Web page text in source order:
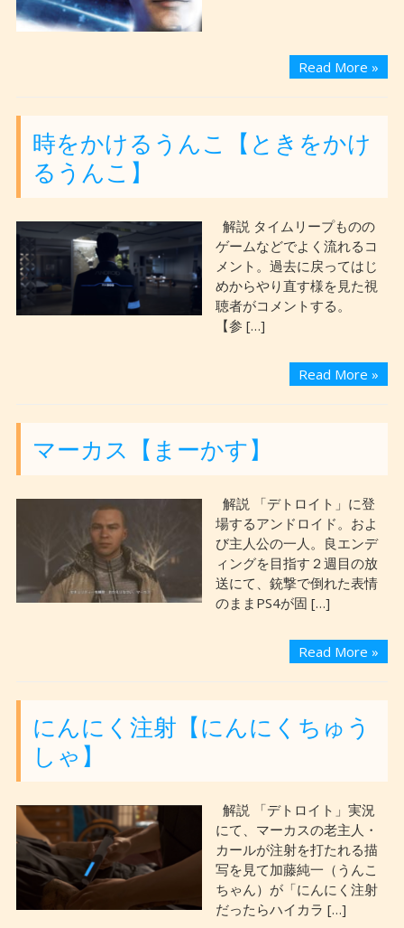
Read More »
時をかけるうんこ【ときをかけ
るうんこ】
解説 タイムリープものの
ゲームなどでよく流れるコ
メント。過去に戻ってはじ
めからやり直す様を見た視
聴者がコメントする。
【参 […]
Read More »
マーカス【まーかす】
解説 「デトロイト」に登
場するアンドロイド。およ
び主人公の一人。良エンデ
ィングを目指す２週目の放
送にて、銃撃で倒れた表情
のままPS4が固 […]
Read More »
にんにく注射【にんにくちゅう
しゃ】
解説 「デトロイト」実況
にて、マーカスの老主人・
カールが注射を打たれる描
写を見て加藤純一（うんこ
ちゃん）が「にんにく注射
だったらハイカラ […]